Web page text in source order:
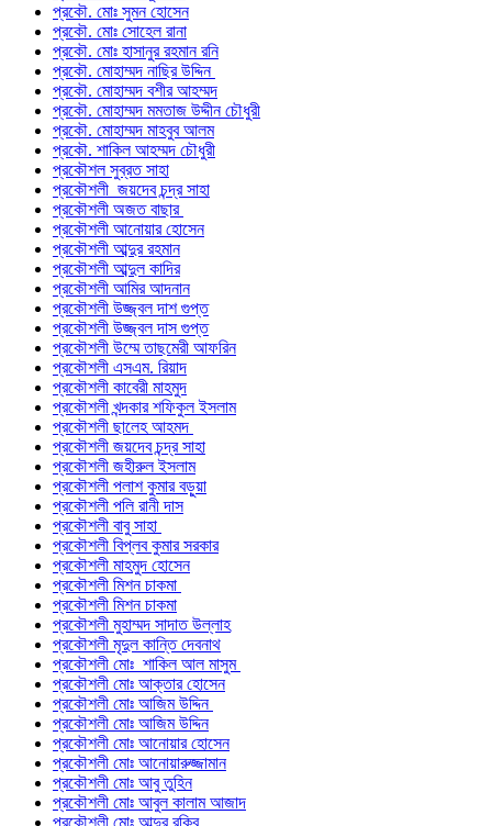
প্রকৌ. মোঃ সুমন হোসেন
প্রকৌ. মোঃ সোহেল রানা
প্রকৌ. মোঃ হাসানুর রহমান রনি
প্রকৌ. মোহাম্মদ নাছির উদ্দিন
প্রকৌ. মোহাম্মদ বশীর আহম্মদ
প্রকৌ. মোহাম্মদ মমতাজ উদ্দীন চৌধুরী
প্রকৌ. মোহাম্মদ মাহবুব আলম
প্রকৌ. শাকিল আহম্মদ চৌধুরী
প্রকৌশল সুব্রত সাহা
প্রকৌশলী জয়দেব চন্দ্র সাহা
প্রকৌশলী অজত বাছার
প্রকৌশলী আনোয়ার হোসেন
প্রকৌশলী আব্দুর রহমান
প্রকৌশলী আব্দুল কাদির
প্রকৌশলী আমির আদনান
প্রকৌশলী উজ্জ্বল দাশ গুপ্ত
প্রকৌশলী উজ্জ্বল দাস গুপ্ত
প্রকৌশলী উম্মে তাছমেরী আফরিন
প্রকৌশলী এসএম. রিয়াদ
প্রকৌশলী কাবেরী মাহমুদ
প্রকৌশলী খন্দকার শফিকুল ইসলাম
প্রকৌশলী ছালেহ আহমদ
প্রকৌশলী জয়দেব চন্দ্র সাহা
প্রকৌশলী জহীরুল ইসলাম
প্রকৌশলী পলাশ কুমার বড়ুয়া
প্রকৌশলী পলি রানী দাস
প্রকৌশলী বাবু সাহা
প্রকৌশলী বিপ্লব কুমার সরকার
প্রকৌশলী মাহমুদ হোসেন
প্রকৌশলী মিশন চাকমা
প্রকৌশলী মিশন চাকমা
প্রকৌশলী মুহাম্মদ সাদাত উল্লাহ
প্রকৌশলী মৃদুল কান্তি দেবনাথ
প্রকৌশলী মোঃ শাকিল আল মাসুম
প্রকৌশলী মোঃ আক্তার হোসেন
প্রকৌশলী মোঃ আজিম উদ্দিন
প্রকৌশলী মোঃ আজিম উদ্দিন
প্রকৌশলী মোঃ আনোয়ার হোসেন
প্রকৌশলী মোঃ আনোয়ারুজ্জামান
প্রকৌশলী মোঃ আবু তুহিন
প্রকৌশলী মোঃ আবুল কালাম আজাদ
প্রকৌশলী মোঃ আব্দুর রকিব